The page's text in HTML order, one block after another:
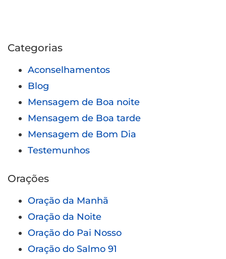
Categorias
Aconselhamentos
Blog
Mensagem de Boa noite
Mensagem de Boa tarde
Mensagem de Bom Dia
Testemunhos
Orações
Oração da Manhã
Oração da Noite
Oração do Pai Nosso
Oração do Salmo 91